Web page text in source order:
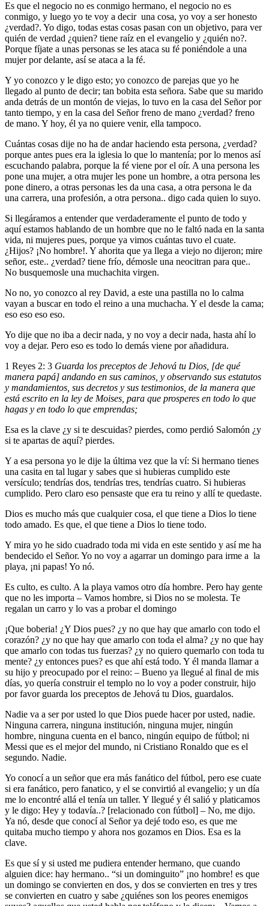
Es que el negocio no es conmigo hermano, el negocio no es
conmigo, y luego yo te voy a decir una cosa, yo voy a ser honesto
¿verdad?. Yo digo, todas estas cosas pasan con un objetivo, para ver
quién de verdad ¿quien? tiene raíz en el evangelio y ¿quién no?.
Porque fíjate a unas personas se les ataca su fé poniéndole a una
mujer por delante, así se ataca a la fé.
Y yo conozco y le digo esto; yo conozco de parejas que yo he
llegado al punto de decir; tan bobita esta señora. Sabe que su marido
anda detrás de un montón de viejas, lo tuvo en la casa del Señor por
tanto tiempo, y en la casa del Señor freno de mano ¿verdad? freno
de mano. Y hoy, él ya no quiere venir, ella tampoco.
Cuántas cosas dije no ha de andar haciendo esta persona, ¿verdad?
porque antes pues era la iglesia lo que lo mantenía; por lo menos así
escuchando palabra, porque la fé viene por el oír. A una persona les
pone una mujer, a otra mujer les pone un hombre, a otra persona les
pone dinero, a otras personas les da una casa, a otra persona le da
una carrera, una profesión, a otra persona.. digo cada quien lo suyo.
Si llegáramos a entender que verdaderamente el punto de todo y
aquí estamos hablando de un hombre que no le faltó nada en la santa
vida, ni mujeres pues, porque ya vimos cuántas tuvo el cuate.
¿Hijos? ¡No hombre!. Y ahorita que ya llega a viejo no dijeron; mire
señor, este.. ¿verdad? tiene frío, démosle una neocitran para que..
No busquemosle una muchachita virgen.
No no, yo conozco al rey David, a este una pastilla no lo calma
vayan a buscar en todo el reino a una muchacha. Y el desde la cama;
eso eso eso eso.
Yo dije que no iba a decir nada, y no voy a decir nada, hasta ahí lo
voy a dejar. Pero eso es todo lo demás viene por añadidura.
1 Reyes 2: 3 Guarda los preceptos de Jehová tu Dios, [de qué
manera papá] andando en sus caminos, y observando sus estatutos
y mandamientos, sus decretos y sus testimonios, de la manera que
está escrito en la ley de Moises, para que prosperes en todo lo que
hagas y en todo lo que emprendas;
Esa es la clave ¿y si te descuidas? pierdes, como perdió Salomón ¿y
si te apartas de aquí? pierdes.
Y a esa persona yo le dije la última vez que la ví: Si hermano tienes
una casita en tal lugar y sabes que si hubieras cumplido este
versículo; tendrías dos, tendrías tres, tendrías cuatro. Si hubieras
cumplido. Pero claro eso pensaste que era tu reino y allí te quedaste.
Dios es mucho más que cualquier cosa, el que tiene a Dios lo tiene
todo amado. Es que, el que tiene a Dios lo tiene todo.
Y mira yo he sido cuadrado toda mi vida en este sentido y así me ha
bendecido el Señor. Yo no voy a agarrar un domingo para irme a la
playa, ¡ni papas! Yo nó.
Es culto, es culto. A la playa vamos otro día hombre. Pero hay gente
que no les importa – Vamos hombre, si Dios no se molesta. Te
regalan un carro y lo vas a probar el domingo
¡Que boberia! ¿Y Dios pues? ¿y no que hay que amarlo con todo el
corazón? ¿y no que hay que amarlo con toda el alma? ¿y no que hay
que amarlo con todas tus fuerzas? ¿y no quiero quemarlo con toda tu
mente? ¿y entonces pues? es que ahí está todo. Y él manda llamar a
su hijo y preocupado por el reino: – Bueno ya llegué al final de mis
días, yo quería construir el templo no lo voy a poder construir, hijo
por favor guarda los preceptos de Jehová tu Dios, guardalos.
Nadie va a ser por usted lo que Dios puede hacer por usted, nadie.
Ninguna carrera, ninguna institución, ninguna mujer, ningún
hombre, ninguna cuenta en el banco, ningún equipo de fútbol; ni
Messi que es el mejor del mundo, ni Cristiano Ronaldo que es el
segundo. Nadie.
Yo conocí a un señor que era más fanático del fútbol, pero ese cuate
si era fanático, pero fanatico, y el se convirtió al evangelio; y un día
me lo encontré allá el tenía un taller. Y llegué y él salió y platicamos
y le digo: Hey y todavía..? [relacionado con fútbol] – No, me dijo.
Ya nó, desde que conocí al Señor ya dejé todo eso, es que me
quitaba mucho tiempo y ahora nos gozamos en Dios. Esa es la
clave.
Es que sí y si usted me pudiera entender hermano, que cuando
alguien dice: hay hermano.. “si un dominguito” ¡no hombre! es que
un domingo se convierten en dos, y dos se convierten en tres y tres
se convierten en cuatro y sabe ¿quiénes son los peores enemigos